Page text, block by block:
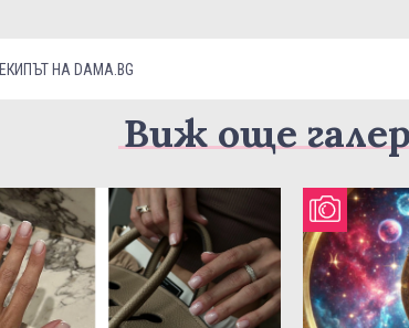
ЕКИПЪТ НА DAMA.BG
Виж още